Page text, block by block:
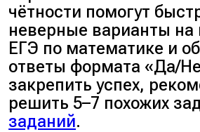
чётности помогут
неверные варианты
ЕГЭ по математике и
ответы формата «Да/
закрепить успех,
решить 5–7 похожих
заданий.